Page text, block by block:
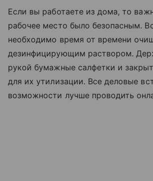
Если вы работаете из дома, то
рабочее место было безопасным.
необходимо время от времени
дезинфицирующим раствором.
рукой бумажные салфетки и
для их утилизации. Все деловые
возможности лучше проводить